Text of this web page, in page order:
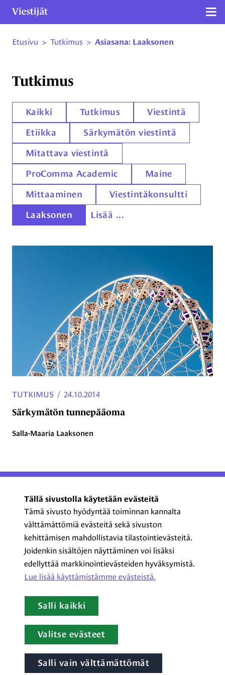
Tällä sivustolla käytetään evästeitä
Tämä sivusto hyödyntää toiminnan kannalta
välttämättömiä evästeitä sekä sivuston
kehittämisen mahdollistavia tilastointievästeitä.
Joidenkin sisältöjen näyttäminen voi lisäksi
edellyttää markkinointievästeiden hyväksymistä.
Lue lisää käyttämistämme evästeistä.​​​​​​
Salli kaikki
Salli vain välttämättömät
Valitse evästeet
Etusivu > Tutkimus > Asiasana: Laaksonen
Tutkimus
Kaikki Tutkimus Viestintä
Etiikka Särkymätön viestintä
Mitattava viestintä
ProComma Academic Maine
Mittaaminen Viestintäkonsultti
Laaksonen Lisää ...
Särkymätön tunnepääoma
TUTKIMUS / 24.10.2014
Salla-Maaria Laaksonen
ProCom – Viestinnän
ammattilaiset ry
Kasarmikatu 23 A 5, 2. krs
00130 Helsinki
+358 44 720 3022
procom@procom.fi
procom.fi
LinkedInFacebookInstagram
Tietoa evästeistä|Tietosuojaseloste